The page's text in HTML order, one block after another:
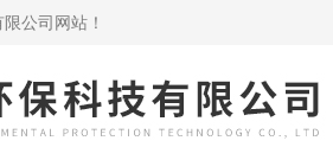
公司网站！